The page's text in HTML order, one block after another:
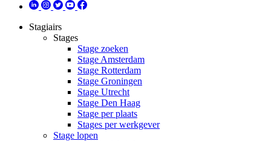
Stagiairs
Stages
Stage zoeken
Stage Amsterdam
Stage Rotterdam
Stage Groningen
Stage Utrecht
Stage Den Haag
Stage per plaats
Stages per werkgever
Stage lopen